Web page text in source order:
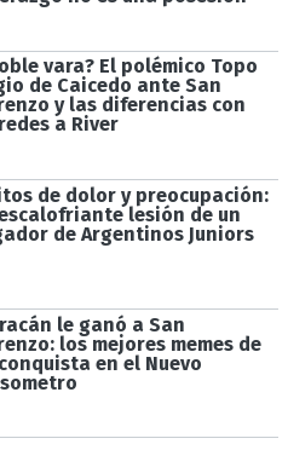
vara? El polémico Topo
de Caicedo ante San
y las diferencias con
a River
de dolor y preocupación:
lesión de un
de Argentinos Juniors
le ganó a San
los mejores memes de
en el Nuevo